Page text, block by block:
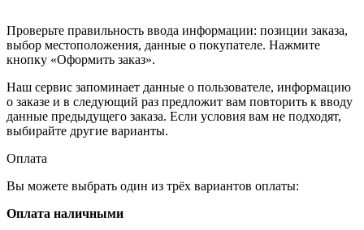
Проверьте правильность ввода информации: позиции заказа,
выбор местоположения, данные о покупателе. Нажмите
кнопку «Оформить заказ».
Наш сервис запоминает данные о пользователе, информацию
о заказе и в следующий раз предложит вам повторить к вводу
данные предыдущего заказа. Если условия вам не подходят,
выбирайте другие варианты.
Оплата
Вы можете выбрать один из трёх вариантов оплаты:
Оплата наличными